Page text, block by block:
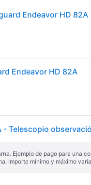
Endeavor HD 82A
Endeavor HD 82A
Ejemplo de pago para una
Importe mínimo y máximo